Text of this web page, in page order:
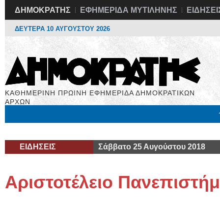
ΔΗΜΟΚΡΑΤΗΣ ΕΦΗΜΕΡΙΔΑ ΜΥΤΙΛΗΝΗΣ
ΔΕΥΤΕΡΑ 10 ΑΥΓΟΥΣΤΟΥ 2026
ΚΑΘΗΜΕΡΙΝΗ ΠΡΩΙΝΗ ΕΦΗΜΕΡΙΔΑ ΔΗΜΟΚΡΑΤΙΚΩΝ
ΑΡΧΩΝ
ΕΙΔΗΣΕΙΣ Σάββατο 25 Αυγούστου 2018
Αριστοτέλειο